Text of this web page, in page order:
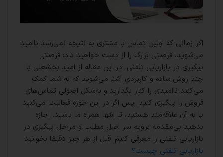
اگر زمانی که اولین تماس با مشتری به نتیجه نمی‌رسد ناامید
می‌شوید، فرصتی بزرگ را از دست خواهید داد: فرصتی
پیگیری در بازاریابی تلفنی. در این مقاله از امید بخشعلی با
چند روش‌ ساده و کاربردی آشنا می‌شوید که به شما کمک
می‌کنند ناامیدی را کنار بگذارید و به‌شکل اصولی تماس‌های
فروش را پیگیری کنید. پس اگر در این حوزه فعالیت می‌کنید
یا به آن علاقه‌مند هستید، تا انتها همراه ما باشید. اجازه
بدهید بی‌مقدمه برویم سر اصل مطلب و مراحل پیگیری در
بازاریابی تلفنی را معرفی کنیم. قبل از هر چیز دقیقا بخوانید
بازاریابی تلفنی چیست؟